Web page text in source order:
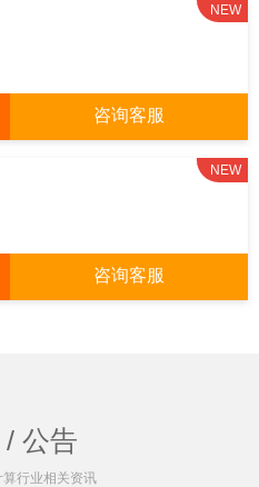
NEW
咨询客服
NEW
咨询客服
/ 公告
行业相关资讯